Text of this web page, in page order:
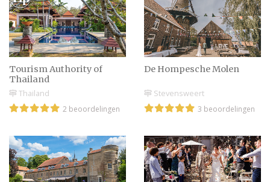
Tourism Authority of
Thailand
Thailand
2 beoordelingen
De Hompesche Molen
Stevensweert
3 beoordelingen